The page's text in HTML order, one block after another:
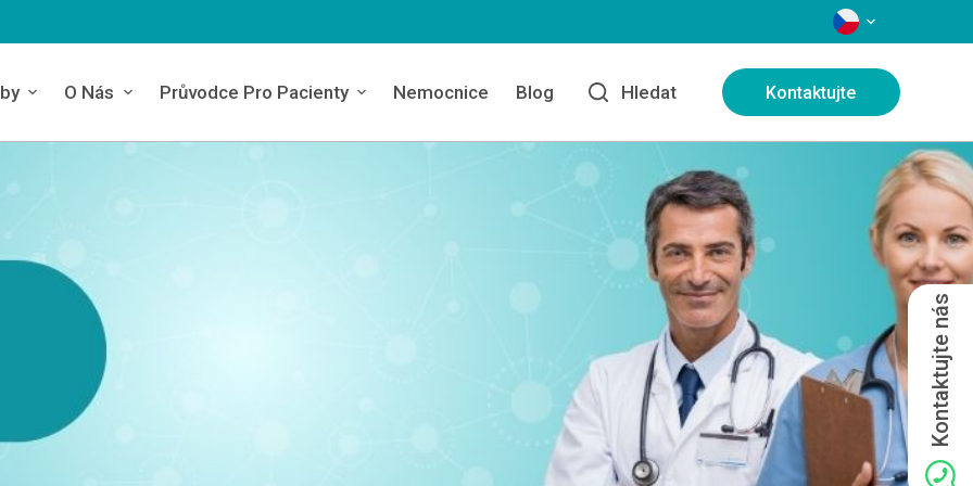
JAZYKY
O Nás Průvodce Pro Pacienty Nemocnice Blog Hledat Kontaktujte
Kontaktujte nás